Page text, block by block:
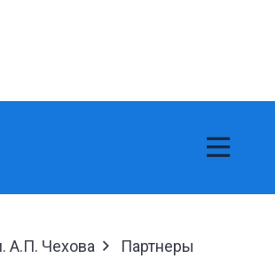
А.П. Чехова Партнеры